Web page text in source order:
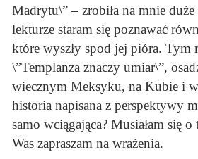
Madrytu\” – zrobiła na mnie
lekturze staram się poznawać
które wyszły spod jej pióra. Tym
\”Templanza znaczy umiar\”,
wiecznym Meksyku, na Kubie i
historia napisana z perspektywy
samo wciągająca? Musiałam się
Was zapraszam na wrażenia.